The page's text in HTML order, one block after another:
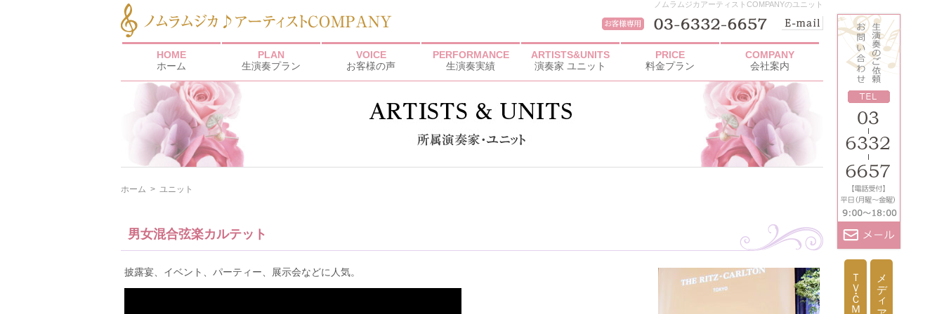
ノムラムジカアーティストCOMPANYのユニット
ＴＶ・ＣＭ出演依頼 メディア取材依頼
HOME
ホーム
PLAN
生演奏プラン
VOICE
お客様の声
PERFORMANCE
生演奏実績
ARTISTS&UNITS
演奏家 ユニット
PRICE
料金プラン
COMPANY
会社案内
ホーム > ユニット
男女混合弦楽カルテット
披露宴、イベント、パーティー、展示会などに人気。